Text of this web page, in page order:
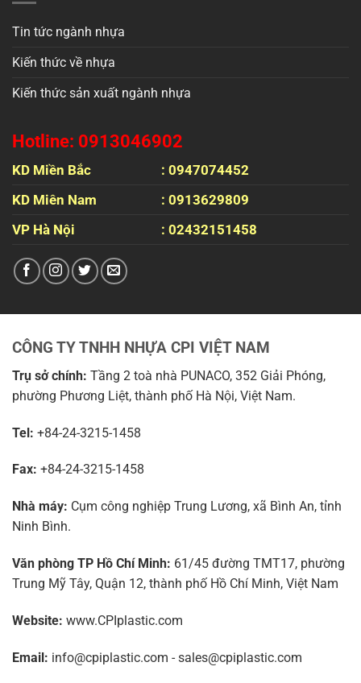
Tin tức ngành nhựa
Kiến thức về nhựa
Kiến thức sản xuất ngành nhựa
Hotline: 0913046902
KD Miền Bắc
: 0947074452
KD Miên Nam
: 0913629809
VP Hà Nội
: 02432151458
CÔNG TY TNHH NHỰA CPI VIỆT NAM
Trụ sở chính: Tầng 2 toà nhà PUNACO, 352 Giải Phóng,
phường Phương Liệt, thành phố Hà Nội, Việt Nam.
Tel: +84-24-3215-1458
Fax: +84-24-3215-1458
Nhà máy: Cụm công nghiệp Trung Lương, xã Bình An, tỉnh
Ninh Bình.
Văn phòng TP Hồ Chí Minh: 61/45 đường TMT17, phường
Trung Mỹ Tây, Quận 12, thành phố Hồ Chí Minh, Việt Nam
Website: www.CPIplastic.com
Email: info@cpiplastic.com - sales@cpiplastic.com